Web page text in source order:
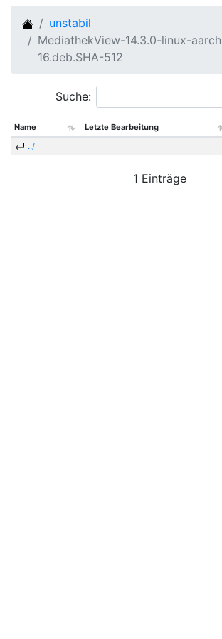
unstabil
MediathekView-14.3.0-linux-
16.deb.SHA-512
Suche:
Name Letzte Bearbeitung
../
1 Einträge